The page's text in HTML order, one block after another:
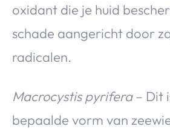
oxidant die je huid
schade aangericht door
radicalen.
Macrocystis pyrifera– Dit
bepaalde vorm van